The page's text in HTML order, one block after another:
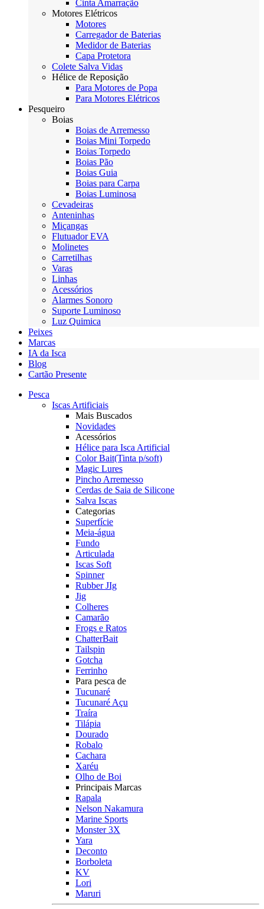
Cinta Amarração
Motores Elétricos
Motores
Carregador de Baterias
Medidor de Baterias
Capa Protetora
Colete Salva Vidas
Hélice de Reposição
Para Motores de Popa
Para Motores Elétricos
Pesqueiro
Boias
Boias de Arremesso
Boias Mini Torpedo
Boias Torpedo
Boias Pão
Boias Guia
Boias para Carpa
Boias Luminosa
Cevadeiras
Anteninhas
Miçangas
Flutuador EVA
Molinetes
Carretilhas
Varas
Linhas
Acessórios
Alarmes Sonoro
Suporte Luminoso
Luz Quimica
Peixes
Marcas
IA da Isca
Blog
Cartão Presente
Pesca
Iscas Artificiais
Mais Buscados
Novidades
Acessórios
Hélice para Isca Artificial
Color Bait(Tinta p/soft)
Magic Lures
Pincho Arremesso
Cerdas de Saia de Silicone
Salva Iscas
Categorias
Superfície
Meia-água
Fundo
Articulada
Iscas Soft
Spinner
Rubber JIg
Jig
Colheres
Camarão
Frogs e Ratos
ChatterBait
Tailspin
Gotcha
Ferrinho
Para pesca de
Tucunaré
Tucunaré Açu
Traíra
Tilápia
Dourado
Robalo
Cachara
Xaréu
Olho de Boi
Principais Marcas
Rapala
Nelson Nakamura
Marine Sports
Monster 3X
Yara
Deconto
Borboleta
KV
Lori
Maruri